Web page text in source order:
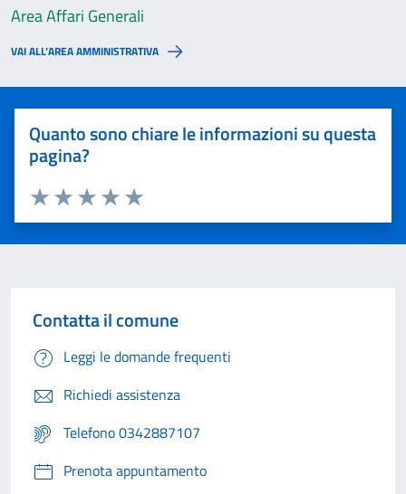
Area Affari Generali
VAI ALL’AREA AMMINISTRATIVA
Quanto sono chiare le informazioni su questa
pagina?
Valuta 5 stelle su 5
Valuta 4 stelle su 5
Valuta 3 stelle su 5
Valuta 2 stelle su 5
Valuta 1 stelle su 5
Contatta il comune
Leggi le domande frequenti
Richiedi assistenza
Telefono 0342887107
Prenota appuntamento